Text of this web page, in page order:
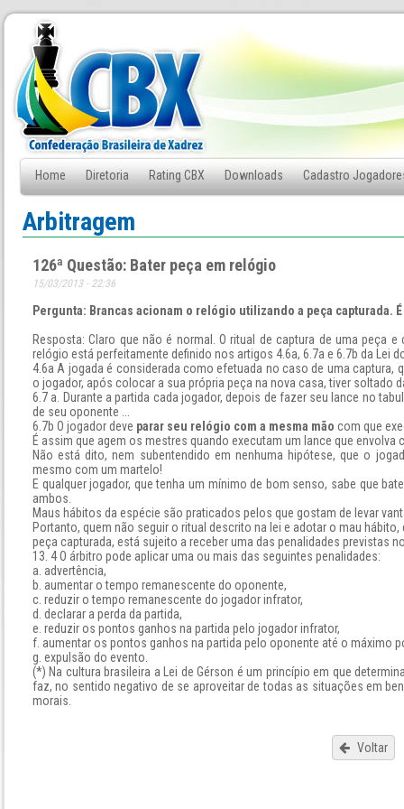
Home Diretoria Rating CBX Downloads Cadastro
Fale Conosco
Arbitragem
126ª Questão: Bater peça em relógio
15/03/2013 - 22:36
Pergunta: Brancas acionam o relógio utilizando a peça capturada.
Resposta: Claro que não é normal. O ritual de captura de uma peça
relógio está perfeitamente definido nos artigos 4.6a, 6.7a e 6.7b da Lei
4.6a A jogada é considerada como efetuada no caso de uma captura,
o jogador, após colocar a sua própria peça na nova casa, tiver soltado
6.7 a. Durante a partida cada jogador, depois de fazer seu lance no
de seu oponente ...
6.7b O jogador deve parar seu relógio com a mesma mão com que
É assim que agem os mestres quando executam um lance que envolva
Não está dito, nem subentendido em nenhuma hipótese, que o
mesmo com um martelo!
E qualquer jogador, que tenha um mínimo de bom senso, sabe que
ambos.
Maus hábitos da espécie são praticados pelos que gostam de levar
Portanto, quem não seguir o ritual descrito na lei e adotar o mau
peça capturada, está sujeito a receber uma das penalidades previstas
13. 4 O árbitro pode aplicar uma ou mais das seguintes penalidades:
a. advertência,
b. aumentar o tempo remanescente do oponente,
c. reduzir o tempo remanescente do jogador infrator,
d. declarar a perda da partida,
e. reduzir os pontos ganhos na partida pelo jogador infrator,
f. aumentar os pontos ganhos na partida pelo oponente até o máximo
g. expulsão do evento.
(*) Na cultura brasileira a Lei de Gérson é um princípio em que
faz, no sentido negativo de se aproveitar de todas as situações em
morais.
Voltar